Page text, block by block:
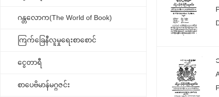
ဂန္တလောက(The World of Book)
ကြက်ခြေနီလူမှုရေးစာစောင်
ငွေတာရီ
စာပေဗိမာန်မဂ္ဂဇင်း